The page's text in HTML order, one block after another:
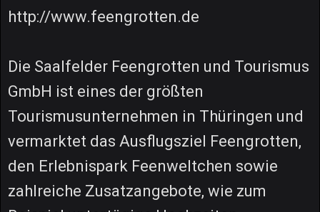
http://www.feengrotten.de
Die Saalfelder Feengrotten und Tourismus
GmbH ist eines der größten
Tourismusunternehmen in Thüringen und
vermarktet das Ausflugsziel Feengrotten,
den Erlebnispark Feenweltchen sowie
zahlreiche Zusatzangebote, wie zum